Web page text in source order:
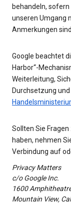
behandeln,
unseren Umgang
Anmerkungen
Google beachtet
Harbor“-
Weiterleitung,
Durchsetzung
Sollten Sie
haben, nehmen
Verbindung auf
Privacy Matters
c/o Google Inc.
1600
Mountain View,